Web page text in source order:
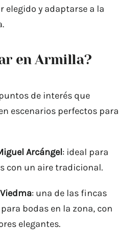
elegido y adaptarse a la
en Armilla?
de interés que
escenarios perfectos para
Arcángel: ideal para
con un aire tradicional.
: una de las fincas
bodas en la zona, con
elegantes.